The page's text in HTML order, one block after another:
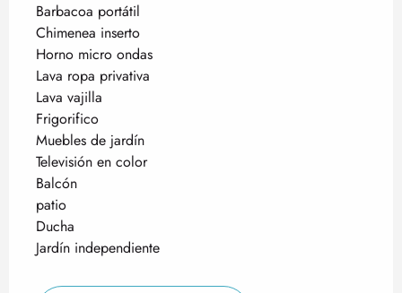
Barbacoa portátil
Chimenea inserto
Horno micro ondas
Lava ropa privativa
Lava vajilla
Frigorifico
Muebles de jardín
Televisión en color
Balcón
patio
Ducha
Jardín independiente